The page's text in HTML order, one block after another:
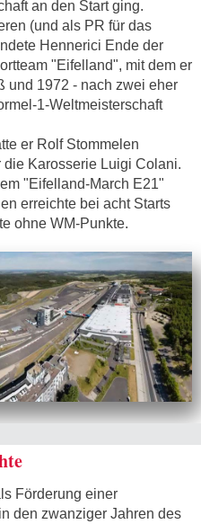
an den Start ging.
(und als PR für das
Hennerici Ende der
"Eifelland", mit dem er
und 1972 - nach zwei eher
1-Weltmeisterschaft
er Rolf Stommelen
Karosserie Luigi Colani.
"Eifelland-March E21"
erreichte bei acht Starts
ohne WM-Punkte.
Förderung einer
den zwanziger Jahren des